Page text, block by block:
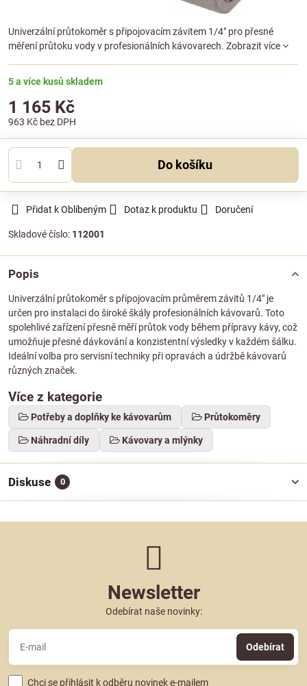
Univerzální průtokoměr s připojovacím závitem 1/4" pro přesné
měření průtoku vody v profesionálních kávovarech. Zobrazit více
5 a více kusů skladem
1 165 Kč
963 Kč bez DPH
Do košíku
Přidat k Oblíbeným Dotaz k produktu Doručení
Skladové číslo: 112001
Popis
Univerzální průtokoměr s připojovacím průměrem závitů 1/4" je
určen pro instalaci do široké škály profesionálních kávovarů. Toto
spolehlivé zařízení přesně měří průtok vody během přípravy kávy, což
umožňuje přesné dávkování a konzistentní výsledky v každém šálku.
Ideální volba pro servisní techniky při opravách a údržbě kávovarů
různých značek.
Více z kategorie
Potřeby a doplňky ke kávovarům Průtokoměry
Náhradní díly Kávovary a mlýnky
Diskuse 0
Newsletter
Odebírat naše novinky:
Odebírat
Chci se přihlásit k odběru novinek e-mailem